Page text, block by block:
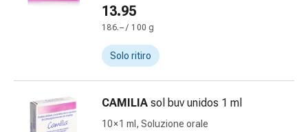
fissaggio
Garza
Bendaggi
compressivi
Medicazioni
13.95
186.– / 100 g
Solo ritiro
CAMILIA sol buv unidos 1 ml
10 × 1 ml, Soluzione orale